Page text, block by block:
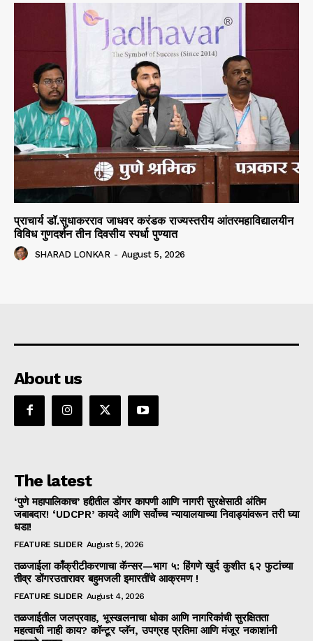
प्राचार्य डॉ.सुधाकरराव जाधवर करंडक राज्यस्तरीय आंतरमहाविद्यालयीन
विविध गुणदर्शन तीन दिवसीय स्पर्धा पुण्यात
SHARAD LONKAR - August 5, 2026
About us
The latest
‘पुणे महापालिकाच’ हद्दीतील डोंगर कापणी आणि नागरी सुरक्षेसाठी अंतिम
जबाबदार! ‘UDCPR’ कायदे आणि सर्वोच्च न्यायालयाच्या निवाड्यांवरून तरी घ्या
धडा!
FEATURE SLIDER August 5, 2026
तळजाईला काँक्रीटीकरणाचा कॅन्सर—भाग ५: हिंगणे खुर्द कुशीत ६२ फुटांच्या
तीव्र डोंगरउतारावर बहुमजली इमारतींचे आक्रमण !
FEATURE SLIDER August 4, 2026
तळजाईतील जलप्रवाह, भूस्खलनाचा धोका आणि नागरिकांची सुरक्षितता
महत्वाची नाही काय? कॉन्टूर प्लॅन, उपग्रह प्रतिमा आणि मंजूर नकाशांनी